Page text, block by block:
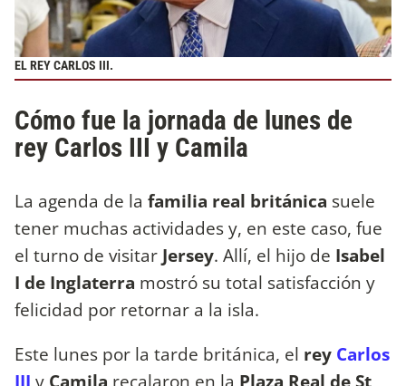
EL REY CARLOS III.
Cómo fue la jornada de lunes de
rey Carlos III y Camila
La agenda de la familia real británica suele
tener muchas actividades y, en este caso, fue
el turno de visitar Jersey. Allí, el hijo de Isabel
I de Inglaterra mostró su total satisfacción y
felicidad por retornar a la isla.
Este lunes por la tarde británica, el rey Carlos